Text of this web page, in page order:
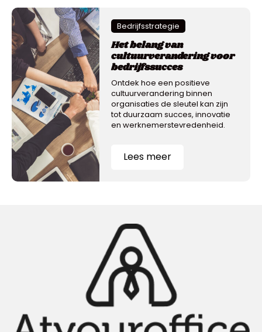
Bedrijfsstrategie
Het belang van
cultuurverandering voor
bedrijfssucces
Ontdek hoe een positieve
cultuurverandering binnen
organisaties de sleutel kan zijn
tot duurzaam succes, innovatie
en werknemerstevredenheid.
Lees meer